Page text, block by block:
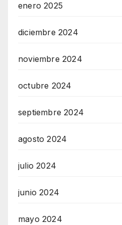
enero 2025
diciembre 2024
noviembre 2024
octubre 2024
septiembre 2024
agosto 2024
julio 2024
junio 2024
mayo 2024